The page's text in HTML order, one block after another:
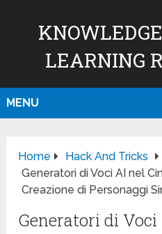
LEARNING
MENU
Home
Hack And Tricks
Generatori di Voci AI nel
Creazione di Personaggi
Generatori di